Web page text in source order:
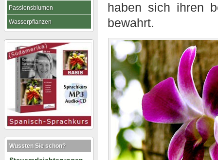
haben sich ihren
bewahrt.
Passionsblumen
Wasserpflanzen
Wussten Sie schon?